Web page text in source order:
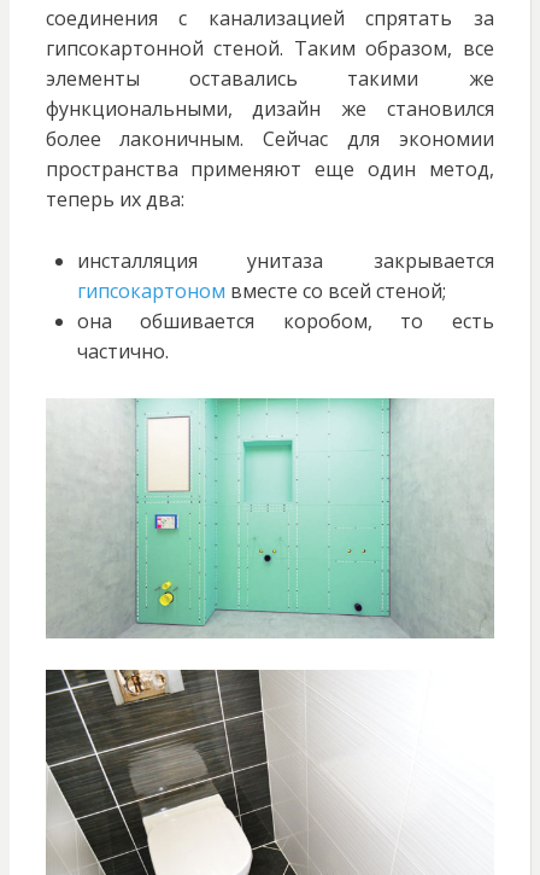
соединения с канализацией спрятать за
гипсокартонной стеной. Таким образом, все
элементы оставались такими же
функциональными, дизайн же становился
более лаконичным. Сейчас для экономии
пространства применяют еще один метод,
теперь их два:
инсталляция унитаза закрывается
гипсокартоном вместе со всей стеной;
она обшивается коробом, то есть
частично.